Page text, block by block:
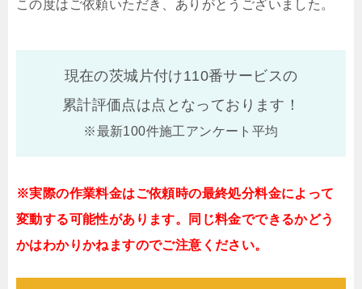
この度はご依頼いただき、ありがとうございました。
現在の茨城片付け110番サービスの
累計評価点は点となっております！
※最新100件施工アンケート平均
※実際の作業料金はご依頼時の最終処分料金によって
変動する可能性があります。同じ料金でできるかどう
かはわかりかねますのでご注意ください。